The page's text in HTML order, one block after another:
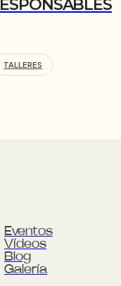
TALLERES
Eventos
Vídeos
Blog
Galería